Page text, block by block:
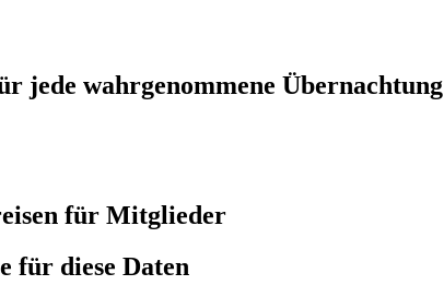
jede wahrgenommene Übernachtung
für Mitglieder
für diese Daten